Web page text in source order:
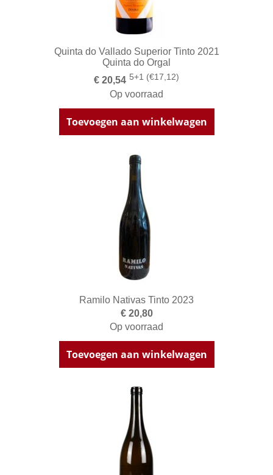
Quinta do Vallado Superior Tinto 2021
Quinta do Orgal
€ 20,54 5+1 (€17,12)
Op voorraad
Toevoegen aan winkelwagen
Ramilo Nativas Tinto 2023
€ 20,80
Op voorraad
Toevoegen aan winkelwagen